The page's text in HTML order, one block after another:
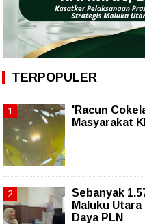
TERPOPULER
'Racun
Masyarakat
Sebanyak
Maluku
Daya PLN